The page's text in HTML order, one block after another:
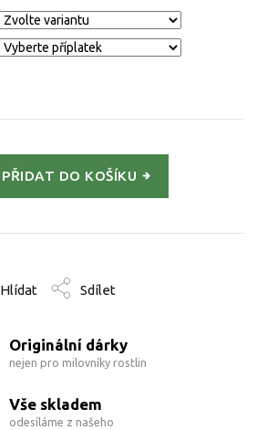
PŘIDAT DO KOŠÍKU
Hlídat Sdílet
Originální dárky
nejen pro milovníky rostlin
Vše skladem
odesíláme z našeho